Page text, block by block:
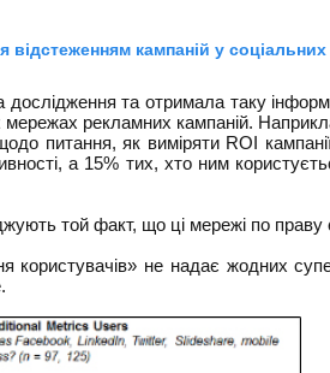
відстеженням кампаній у
та отримала таку
рекламних кампаній.
питання, як виміряти ROI
а 15% тих, хто ним
той факт, що ці мережі по
користувачів» не надає жодних